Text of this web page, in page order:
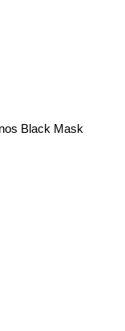
Black Mask